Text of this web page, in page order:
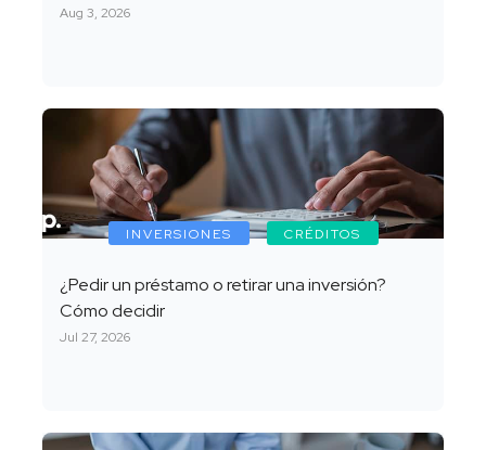
Aug 3, 2026
INVERSIONES CRÉDITOS
¿Pedir un préstamo o retirar una inversión?
Cómo decidir
Jul 27, 2026